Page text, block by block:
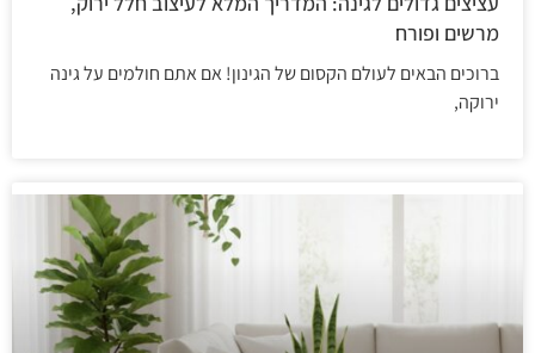
מרשים ופורח
ברוכים הבאים לעולם הקסום של הגינון! אם אתם חולמים על גינה
ירוקה,